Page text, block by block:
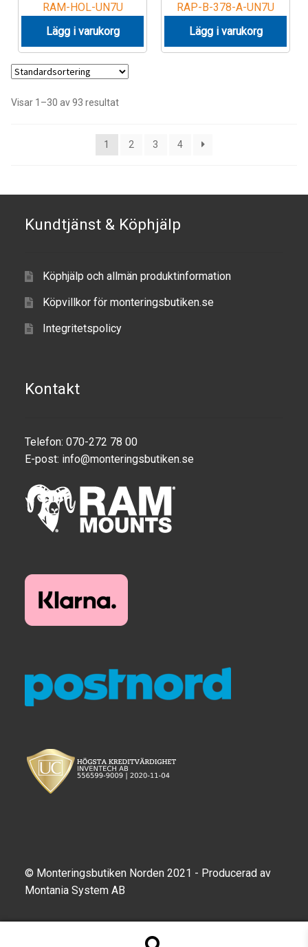
RAM-HOL-UN7U
Lägg i varukorg
RAP-B-378-A-UN7U
Lägg i varukorg
Visar 1–30 av 93 resultat
1 2 3 4
Kundtjänst & Köphjälp
Köphjälp och allmän produktinformation
Köpvillkor för monteringsbutiken.se
Integritetspolicy
Kontakt
Telefon: 070-272 78 00
E-post: info@monteringsbutiken.se
© Monteringsbutiken Norden 2021 - Producerad av
Montania System AB